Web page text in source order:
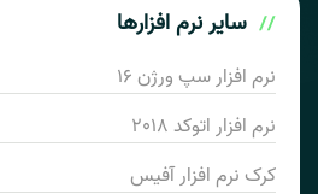
سایرنرم افزارها
نرم افزار سپ ورژن 16
نرم افزار اتوکد 2018
کرک نرم افزار آفیس